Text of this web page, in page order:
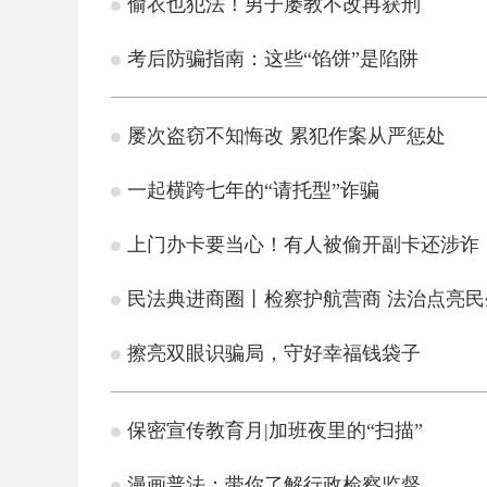
偷衣也犯法！男子屡教不改再获刑
考后防骗指南：这些“馅饼”是陷阱
屡次盗窃不知悔改 累犯作案从严惩处
一起横跨七年的“请托型”诈骗
上门办卡要当心！有人被偷开副卡还涉诈
民法典进商圈丨检察护航营商 法治点亮
擦亮双眼识骗局，守好幸福钱袋子
保密宣传教育月|加班夜里的“扫描”